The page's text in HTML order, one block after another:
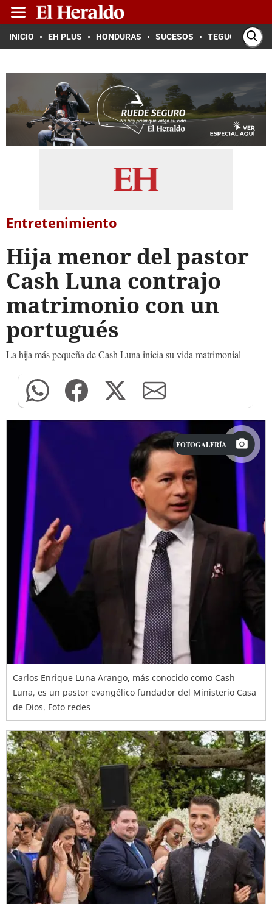
INICIO EH PLUS HONDURAS SUCESOS TEGUCIGALPA
Entretenimiento
Hija menor del pastor
Cash Luna contrajo
matrimonio con un
portugués
La hija más pequeña de Cash Luna inicia su vida matrimonial
FOTOGALERÍA
Carlos Enrique Luna Arango, más conocido como Cash
Luna, es un pastor evangélico fundador del Ministerio Casa
de Dios. Foto redes